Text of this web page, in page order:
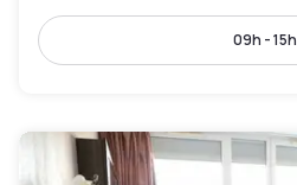
09h - 15h